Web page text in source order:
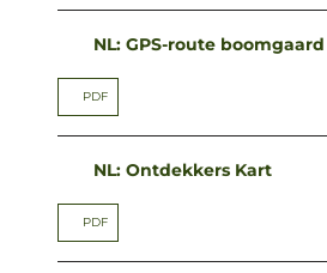
NL: GPS-route boomgaard
PDF
NL: Ontdekkers Kart
PDF